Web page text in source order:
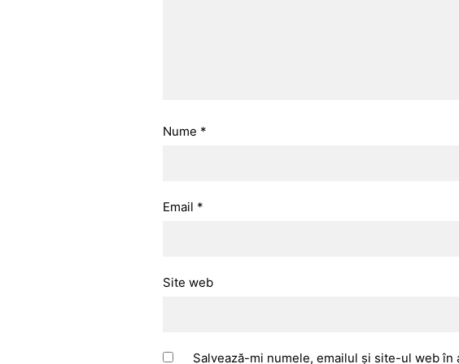
Nume *
Email *
Site web
Salvează-mi numele, emailul și site-ul web